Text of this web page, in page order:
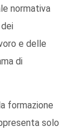
normativa
e delle
di
formazione
solo